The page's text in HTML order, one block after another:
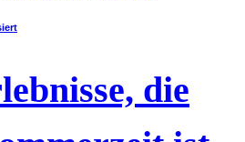
die